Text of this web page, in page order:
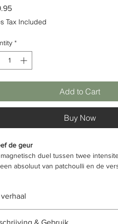
Price
Tax Included
*
Add to Cart
Buy Now
de geur
duel tussen twee
absoluut van patchoulli en de